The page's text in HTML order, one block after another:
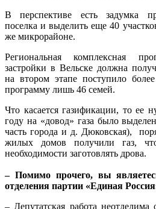
В перспективе есть задумка
поселка и выделить еще 40
же микрорайоне.
Региональная комплексная
застройки в Вельске должна
на втором этапе поступило
программу лишь 46 семей.
Что касается газификации, то ее
году на «довод» газа было
часть города и д. Дюковская),
жилых домов получили газ,
необходимости заготовлять дрова.
– Помимо прочего, вы
отделения партии «Единая
– Депутатская работа